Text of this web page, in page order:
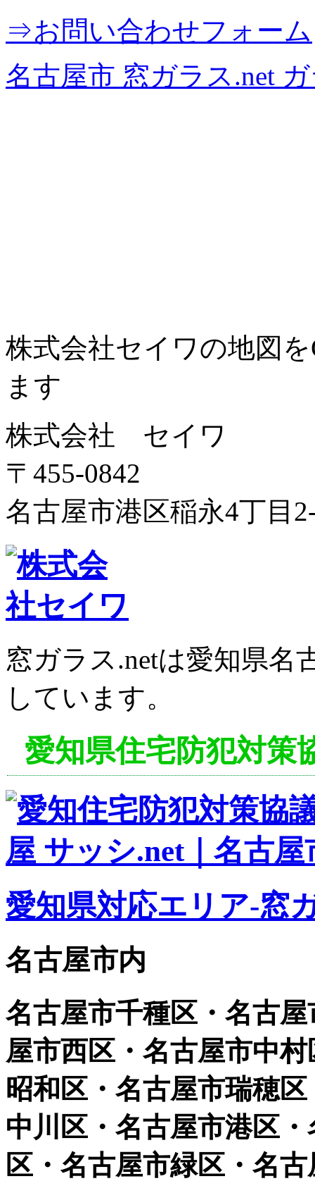
⇒お問い合わせフォーム
名古屋市 窓ガラス.net
株式会社セイワの地図
ます
株式会社 セイワ
〒455-0842
名古屋市港区稲永4丁目
窓ガラス.netは愛知県名
しています。
愛知県住宅防犯対策
愛知県対応エリア-窓
名古屋市内
名古屋市千種区・名古
屋市西区・名古屋市中
昭和区・名古屋市瑞穂
中川区・名古屋市港区
区・名古屋市緑区・名